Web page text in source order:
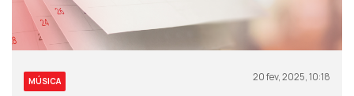
MÚSICA 20 fev, 2025, 10:18